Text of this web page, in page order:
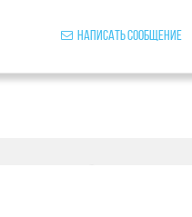
Написать сообщение